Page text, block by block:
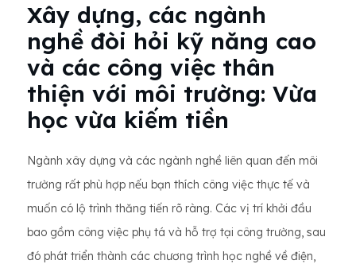
Xây dựng, các ngành
nghề đòi hỏi kỹ năng cao
và các công việc thân
thiện với môi trường: Vừa
học vừa kiếm tiền
Ngành xây dựng và các ngành nghề liên quan đến môi
trường rất phù hợp nếu bạn thích công việc thực tế và
muốn có lộ trình thăng tiến rõ ràng. Các vị trí khởi đầu
bao gồm công việc phụ tá và hỗ trợ tại công trường, sau
đó phát triển thành các chương trình học nghề về điện,